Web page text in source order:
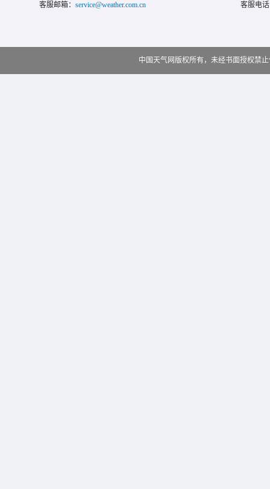
客服邮箱： service@weather.com.cn 客服电
中国天气网版权所有，未经书面授权